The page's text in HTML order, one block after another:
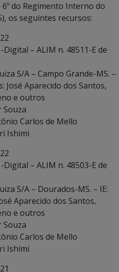
6º do Regimento Interno do
os seguintes recursos:
– ALIM n. 48511-E de
S/A – Campo Grande-MS. –
José Aparecido dos Santos,
e outros
Souza
Carlos de Mello
Ishimi
– ALIM n. 48503-E de
S/A – Dourados-MS. – IE:
Aparecido dos Santos,
e outros
Souza
Carlos de Mello
Ishimi